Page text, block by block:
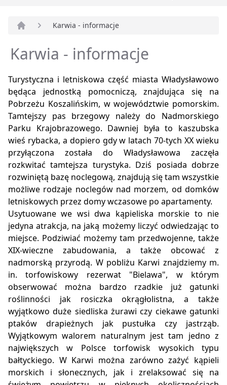
Karwia - informacje
Karwia - informacje
Turystyczna i letniskowa część miasta Władysławowo
będąca jednostką pomocniczą, znajdująca się na
Pobrzeżu Koszalińskim, w województwie pomorskim.
Tamtejszy pas brzegowy należy do Nadmorskiego
Parku Krajobrazowego. Dawniej była to kaszubska
wieś rybacka, a dopiero gdy w latach 70-tych XX wieku
przyłączona została do Władysławowa zaczęła
rozkwitać tamtejsza turystyka. Dziś posiada dobrze
rozwiniętą bazę noclegową, znajdują się tam wszystkie
możliwe rodzaje noclegów nad morzem, od domków
letniskowych przez domy wczasowe po apartamenty.
Usytuowane we wsi dwa kąpieliska morskie to nie
jedyna atrakcja, na jaką możemy liczyć odwiedzając to
miejsce. Podziwiać możemy tam przedwojenne, także
XIX-wieczne zabudowania, a także obcować z
nadmorską przyrodą. W pobliżu Karwi znajdziemy m.
in. torfowiskowy rezerwat "Bielawa", w którym
obserwować można bardzo rzadkie już gatunki
roślinności jak rosiczka okrągłolistna, a także
wyjątkowo duże siedliska żurawi czy ciekawe gatunki
ptaków drapieżnych jak pustułka czy jastrząb.
Wyjątkowym walorem naturalnym jest tam jedno z
największych w Polsce torfowisk wysokich typu
bałtyckiego. W Karwi można zarówno zażyć kąpieli
morskich i słonecznych, jak i zrelaksować się na